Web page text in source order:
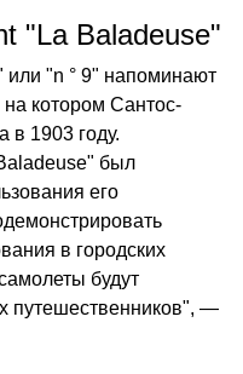
"La Baladeuse"
"n ° 9" напоминают
котором Сантос-
1903 году.
был
его
в городских
будут
путешественников", —